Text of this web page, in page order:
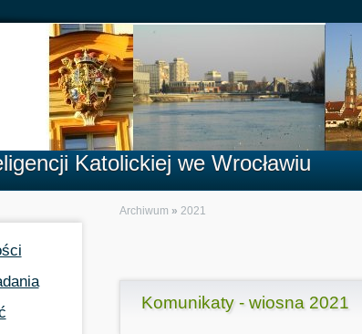
Katolickiej we Wrocławiu
Archiwum » 2021
Komunikaty - wiosna 2021